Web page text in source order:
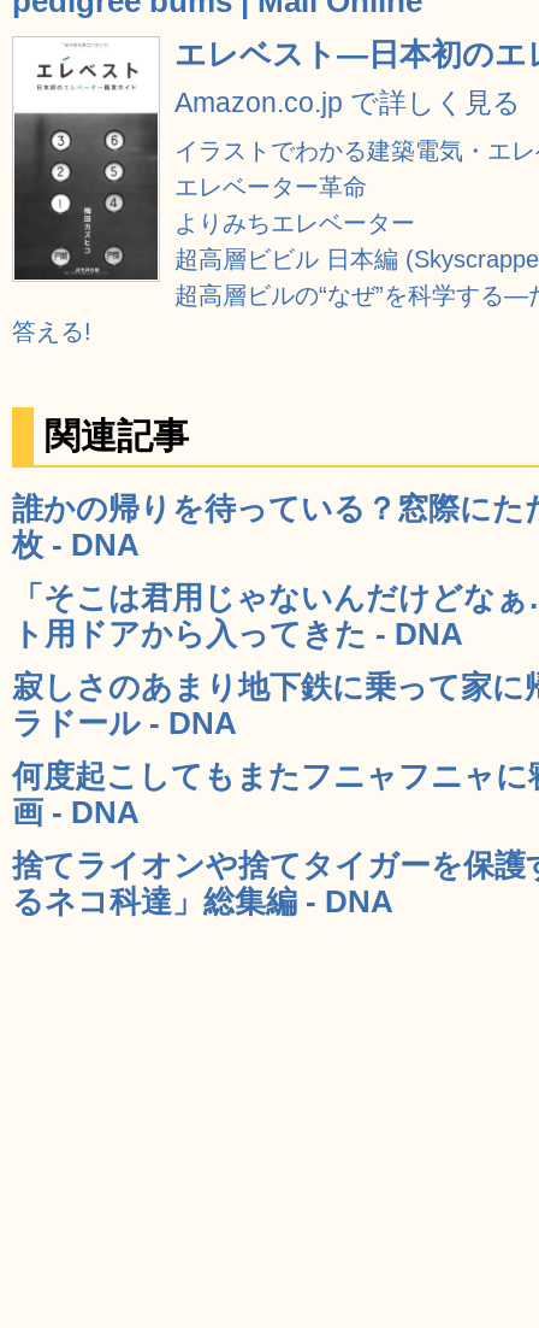
エレベスト―日本初のエ
Amazon.co.jp で詳しく見る
イラストでわかる建築電気・エ
エレベーター革命
よりみちエレベーター
超高層ビビル 日本編
超高層ビルの“なぜ”を科学する
答える!
関連記事
誰かの帰りを待っている？窓際にた
枚 - DNA
「そこは君用じゃないんだけどな
ト用ドアから入ってきた - DNA
寂しさのあまり地下鉄に乗って家
ラドール - DNA
何度起こしてもまたフニャフニャ
画 - DNA
捨てライオンや捨てタイガーを保
るネコ科達」総集編 - DNA